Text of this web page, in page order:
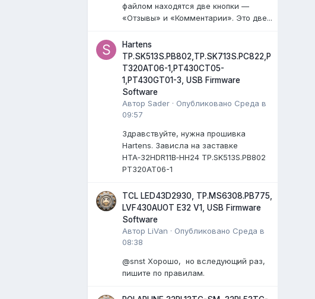
файлом находятся две кнопки —
«Отзывы» и «Комментарии». Это две...
Hartens
TP.SK513S.PB802,TP.SK713S.PC822,P
T320AT06-1,PT430CT05-
1,PT430GT01-3, USB Firmware
Software
АвторSader · Опубликовано Среда в
09:57
Здравствуйте, нужна прошивка
Hartens. Зависла на заставке
HTA‑32HDR11B‑HH24 TP.SK513S.PB802
PT320AT06-1
TCL LED43D2930, TP.MS6308.PB775,
LVF430AUOT E32 V1, USB Firmware
Software
АвторLiVan · Опубликовано Среда в
08:38
@snst Хорошо, но вследующий раз,
пишите по правилам.